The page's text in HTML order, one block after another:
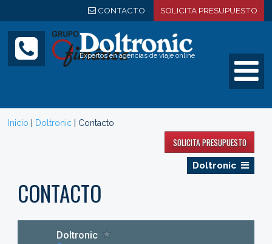
CONTACTO SOLICITA PRESUPUESTO
Expertos en agencias de viaje online
Inicio | Doltronic | Contacto
SOLICITA PRESUPUESTO
Doltronic
CONTACTO